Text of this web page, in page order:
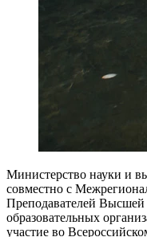
Министерство науки и
совместно с
Преподавателей
образовательных
участие во